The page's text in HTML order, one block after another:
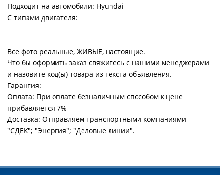
Подходит на автомобили: Hyundai
С типами двигателя:
Все фото реальные, ЖИВЫЕ, настоящие.
Что бы оформить заказ свяжитесь с нашими менеджерами
и назовите код(ы) товара из текста объявления.
Гарантия:
Оплата: При оплате безналичным способом к цене
прибавляется 7%
Доставка: Отправляем транспортными компаниями
"СДЕК"; "Энергия"; "Деловые линии".